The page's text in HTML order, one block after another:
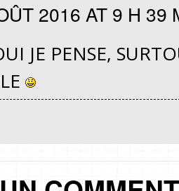
2016 AT 9 H 39
JE PENSE,